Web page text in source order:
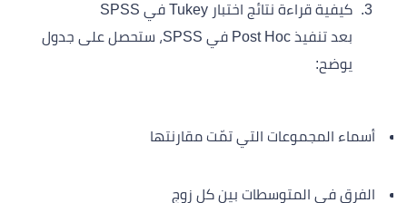
كيفية قراءة نتائج اختبار Tukey في SPSS
بعد تنفيذ Post Hoc في SPSS، ستحصل على جدول
يوضح:
أسماء المجموعات التي تمّت مقارنتها
الفرق في المتوسطات بين كل زوج